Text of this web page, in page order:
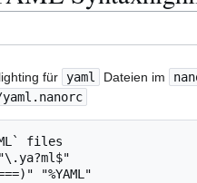
für yaml Dateien im
files
"%YAML"